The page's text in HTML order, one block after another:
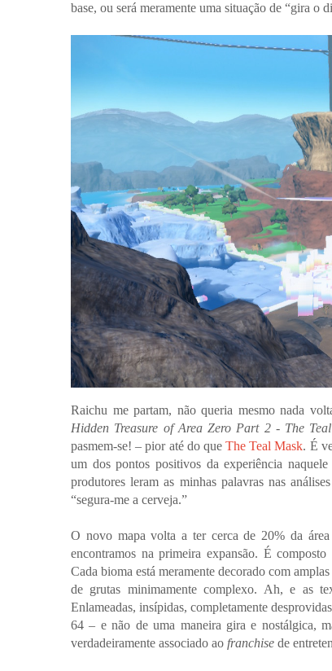
base, ou será meramente uma situação de “gira o
Raichu me partam, não queria mesmo nada
Hidden Treasure of Area Zero Part 2 - The
pasmem-se! – pior até do que The Teal Mask. É
um dos pontos positivos da experiência
produtores leram as minhas palavras nas
“segura-me a cerveja.”
O novo mapa volta a ter cerca de 20% da
encontramos na primeira expansão. É
Cada bioma está meramente decorado com
de grutas minimamente complexo. Ah, e as
Enlameadas, insípidas, completamente
64 – e não de uma maneira gira e nostálgica,
verdadeiramente associado ao franchise de